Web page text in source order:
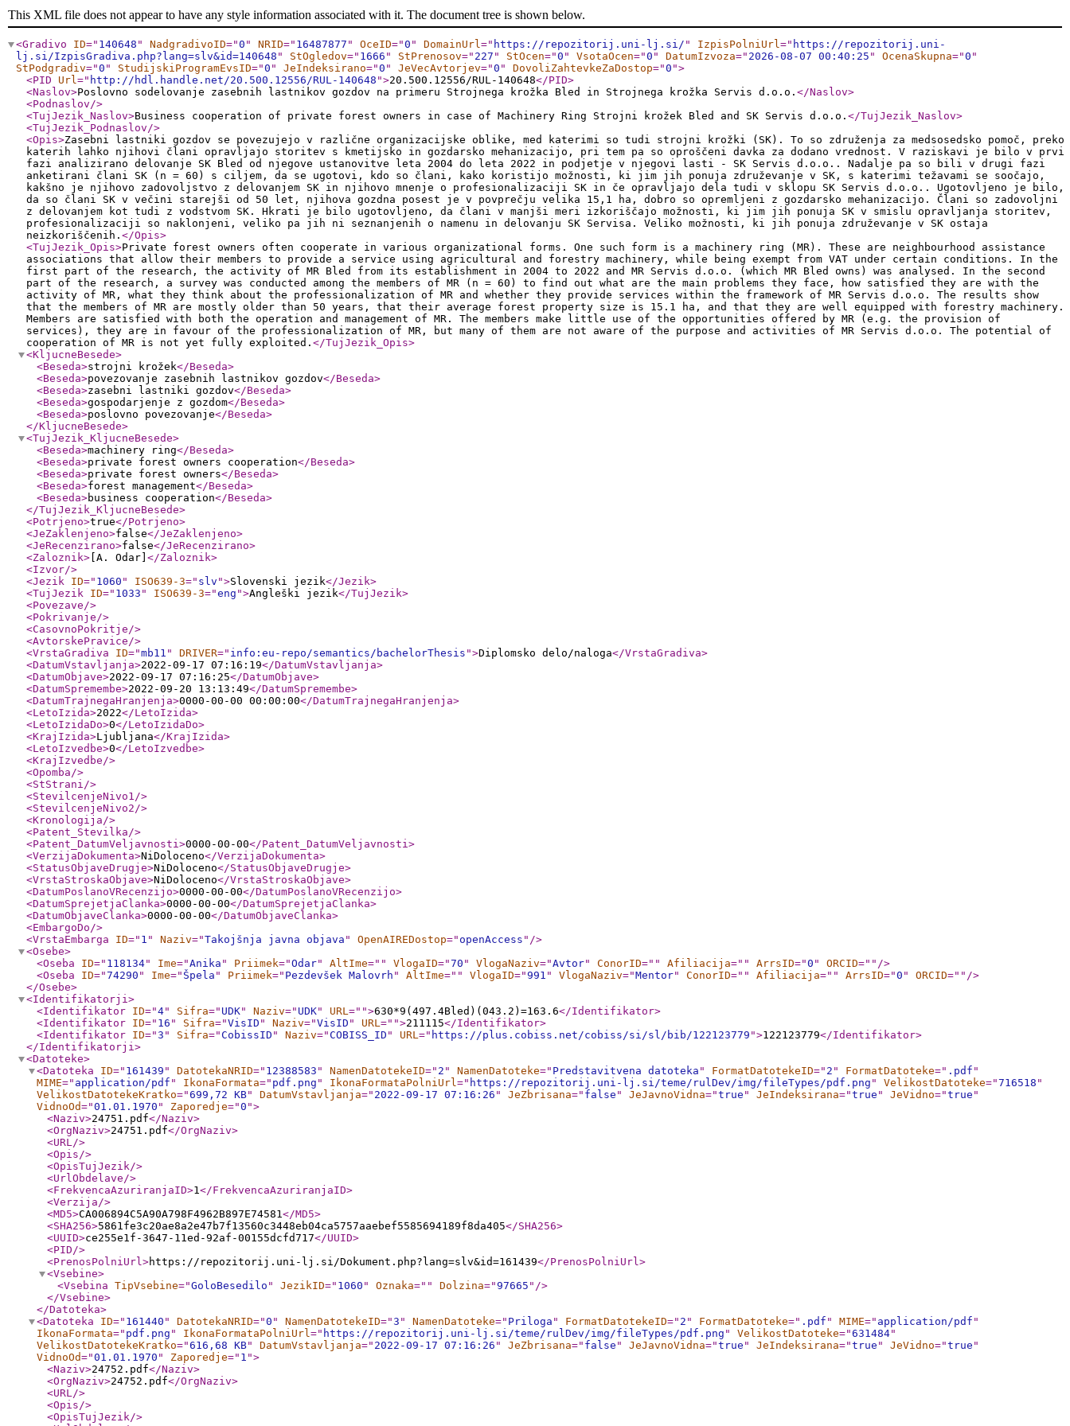
This XML file does not appear to have any style information associated with it. The document tree is shown below.
<Gradivo ID=" 140648 " NadgradivoID="0 " NRID=" 16487877 " OceID="0 " DomainUrl=" https://repozitorij.uni-lj.si/ " IzpisPolniUrl=" https://repozitorij.uni-
lj.si/IzpisGradiva.php?lang=slv&id=140648 " StOgledov=" 1666 " StPrenosov=" 227 " StOcen="0 " VsotaOcen="0 " DatumIzvoza=" 2026-08-07 00:40:25 " OcenaSkupna="0 "
StPodgradiv="0 " StudijskiProgramEvsID="0 " JeIndeksirano="0 " JeVecAvtorjev="0 " DovoliZahtevkeZaDostop="0 ">
<PID
Url=" http://hdl.handle.net/20.500.12556/RUL-140648 ">20.500.12556/RUL-140648</PID>
<Naslov>Poslovno sodelovanje zasebnih lastnikov gozdov na primeru Strojnega krožka Bled in Strojnega krožka Servis d.o.o. </Naslov>
<Podnaslov/>
<TujJezik_Naslov>Business cooperation of private forest owners in case of Machinery Ring Strojni krožek Bled and SK Servis d.o.o. </TujJezik_Naslov>
<TujJezik_Podnaslov/>
<Opis>Zasebni lastniki gozdov se povezujejo v različne organizacijske oblike, med katerimi so tudi strojni krožki (SK). To so združenja za medsosedsko pomoč, preko
katerih lahko njihovi člani opravljajo storitev s kmetijsko in gozdarsko mehanizacijo, pri tem pa so oproščeni davka za dodano vrednost. V raziskavi je bilo v prvi
fazi analizirano delovanje SK Bled od njegove ustanovitve leta 2004 do leta 2022 in podjetje v njegovi lasti - SK Servis d.o.o.. Nadalje pa so bili v drugi fazi
anketirani člani SK (n = 60) s ciljem, da se ugotovi, kdo so člani, kako koristijo možnosti, ki jim jih ponuja združevanje v SK, s katerimi težavami se soočajo,
kakšno je njihovo zadovoljstvo z delovanjem SK in njihovo mnenje o profesionalizaciji SK in če opravljajo dela tudi v sklopu SK Servis d.o.o.. Ugotovljeno je bilo,
da so člani SK v večini starejši od 50 let, njihova gozdna posest je v povprečju velika 15,1 ha, dobro so opremljeni z gozdarsko mehanizacijo. Člani so zadovoljni
z delovanjem kot tudi z vodstvom SK. Hkrati je bilo ugotovljeno, da člani v manjši meri izkoriščajo možnosti, ki jim jih ponuja SK v smislu opravljanja storitev,
profesionalizaciji so naklonjeni, veliko pa jih ni seznanjenih o namenu in delovanju SK Servisa. Veliko možnosti, ki jih ponuja združevanje v SK ostaja
neizkoriščenih. </Opis>
<TujJezik_Opis>Private forest owners often cooperate in various organizational forms. One such form is a machinery ring (MR). These are neighbourhood assistance
associations that allow their members to provide a service using agricultural and forestry machinery, while being exempt from VAT under certain conditions. In the
first part of the research, the activity of MR Bled from its establishment in 2004 to 2022 and MR Servis d.o.o. (which MR Bled owns) was analysed. In the second
part of the research, a survey was conducted among the members of MR (n = 60) to find out what are the main problems they face, how satisfied they are with the
activity of MR, what they think about the professionalization of MR and whether they provide services within the framework of MR Servis d.o.o. The results show
that the members of MR are mostly older than 50 years, that their average forest property size is 15.1 ha, and that they are well equipped with forestry machinery.
Members are satisfied with both the operation and management of MR. The members make little use of the opportunities offered by MR (e.g. the provision of
services), they are in favour of the professionalization of MR, but many of them are not aware of the purpose and activities of MR Servis d.o.o. The potential of
cooperation of MR is not yet fully exploited. </TujJezik_Opis>
<KljucneBesede>
<Beseda>strojni krožek</Beseda>
<Beseda>povezovanje zasebnih lastnikov gozdov</Beseda>
<Beseda>zasebni lastniki gozdov</Beseda>
<Beseda>gospodarjenje z gozdom</Beseda>
<Beseda>poslovno povezovanje</Beseda>
</KljucneBesede>
<TujJezik_KljucneBesede>
<Beseda>machinery ring</Beseda>
<Beseda>private forest owners cooperation</Beseda>
<Beseda>private forest owners</Beseda>
<Beseda>forest management</Beseda>
<Beseda>business cooperation</Beseda>
</TujJezik_KljucneBesede>
<Potrjeno>true</Potrjeno>
<JeZaklenjeno>false</JeZaklenjeno>
<JeRecenzirano>false</JeRecenzirano>
<Zaloznik> [A. Odar] </Zaloznik>
<Izvor/>
<Jezik ID=" 1060 " ISO639-3=" slv ">Slovenski jezik</Jezik>
<TujJezik ID=" 1033 " ISO639-3="eng ">Angleški jezik</TujJezik>
<Povezave/>
<Pokrivanje/>
<CasovnoPokritje/>
<AvtorskePravice/>
<VrstaGradiva
ID="mb11 " DRIVER=" info:eu-repo/semantics/bachelorThesis ">Diplomsko delo/naloga</VrstaGradiva>
<DatumVstavljanja>2022-09-17 07:16:19</DatumVstavljanja>
<DatumObjave>2022-09-17 07:16:25</DatumObjave>
<DatumSpremembe>2022-09-20 13:13:49</DatumSpremembe>
<DatumTrajnegaHranjenja>0000-00-00 00:00:00</DatumTrajnegaHranjenja>
<LetoIzida>2022</LetoIzida>
<LetoIzidaDo>0</LetoIzidaDo>
<KrajIzida>Ljubljana</KrajIzida>
<LetoIzvedbe>0</LetoIzvedbe>
<KrajIzvedbe/>
<Opomba/>
<StStrani/>
<StevilcenjeNivo1/>
<StevilcenjeNivo2/>
<Kronologija/>
<Patent_Stevilka/>
<Patent_DatumVeljavnosti>0000-00-00</Patent_DatumVeljavnosti>
<VerzijaDokumenta>NiDoloceno</VerzijaDokumenta>
<StatusObjaveDrugje>NiDoloceno</StatusObjaveDrugje>
<VrstaStroskaObjave>NiDoloceno</VrstaStroskaObjave>
<DatumPoslanoVRecenzijo>0000-00-00</DatumPoslanoVRecenzijo>
<DatumSprejetjaClanka>0000-00-00</DatumSprejetjaClanka>
<DatumObjaveClanka>0000-00-00</DatumObjaveClanka>
<EmbargoDo/>
<VrstaEmbarga
ID=" 1 " Naziv="Takojšnja javna objava " OpenAIREDostop=" openAccess " />
<Osebe>
<Oseba
ID=" 118134" Ime="Anika " Priimek="Odar" AltIme=" " VlogaID="70 " VlogaNaziv="Avtor" ConorID=" " Afiliacija=" " ArrsID="0 " ORCID=" " />
<Oseba
ID="74290 " Ime=" Špela " Priimek=" Pezdevšek Malovrh " AltIme=" " VlogaID="991 " VlogaNaziv="Mentor" ConorID=" " Afiliacija=" " ArrsID="0 " ORCID=" " />
</Osebe>
<Identifikatorji>
<Identifikator ID="4" Sifra=" UDK" Naziv=" UDK" URL=" ">630*9(497.4Bled)(043.2)=163.6</Identifikator>
<Identifikator ID=" 16 " Sifra="VisID " Naziv="VisID " URL=" ">211115</Identifikator>
<Identifikator ID="3 " Sifra="CobissID " Naziv="COBISS_ID " URL=" https://plus.cobiss.net/cobiss/si/sl/bib/122123779 ">122123779</Identifikator>
</Identifikatorji>
<Datoteke>
<Datoteka
ID=" 161439 " DatotekaNRID=" 12388583 " NamenDatotekeID=" 2 " NamenDatoteke=" Predstavitvena datoteka " FormatDatotekeID=" 2 " FormatDatoteke=" .pdf "
MIME=" application/pdf " IkonaFormata=" pdf.png " IkonaFormataPolniUrl=" https://repozitorij.uni-lj.si/teme/rulDev/img/fileTypes/pdf.png " VelikostDatoteke="716518 "
VelikostDatotekeKratko="699,72 KB" DatumVstavljanja=" 2022-09-17 07:16:26 " JeZbrisana=" false " JeJavnoVidna="true " JeIndeksirana="true " JeVidno="true "
VidnoOd="01.01.1970 " Zaporedje="0 ">
<Naziv>24751.pdf</Naziv>
<OrgNaziv>24751.pdf</OrgNaziv>
<URL/>
<Opis/>
<OpisTujJezik/>
<UrlObdelave/>
<FrekvencaAzuriranjaID>1</FrekvencaAzuriranjaID>
<Verzija/>
<MD5>CA006894C5A90A798F4962B897E74581</MD5>
<SHA256>5861fe3c20ae8a2e47b7f13560c3448eb04ca5757aaebef5585694189f8da405</SHA256>
<UUID>ce255e1f-3647-11ed-92af-00155dcfd717</UUID>
<PID/>
<PrenosPolniUrl>https://repozitorij.uni-lj.si/Dokument.php?lang=slv&id=161439</PrenosPolniUrl>
<Vsebine>
<Vsebina TipVsebine="GoloBesedilo " JezikID=" 1060 " Oznaka=" " Dolzina="97665 " />
</Vsebine>
</Datoteka>
<Datoteka
ID=" 161440 " DatotekaNRID="0 " NamenDatotekeID="3 " NamenDatoteke=" Priloga " FormatDatotekeID=" 2 " FormatDatoteke=" .pdf " MIME=" application/pdf "
IkonaFormata=" pdf.png " IkonaFormataPolniUrl=" https://repozitorij.uni-lj.si/teme/rulDev/img/fileTypes/pdf.png " VelikostDatoteke="631484"
VelikostDatotekeKratko="616,68 KB" DatumVstavljanja=" 2022-09-17 07:16:26 " JeZbrisana=" false " JeJavnoVidna="true " JeIndeksirana="true " JeVidno="true "
VidnoOd="01.01.1970 " Zaporedje=" 1 ">
<Naziv>24752.pdf</Naziv>
<OrgNaziv>24752.pdf</OrgNaziv>
<URL/>
<Opis/>
<OpisTujJezik/>